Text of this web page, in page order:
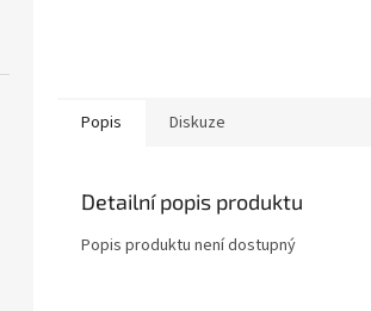
Popis Diskuze
Detailní popis produktu
Popis produktu není dostupný